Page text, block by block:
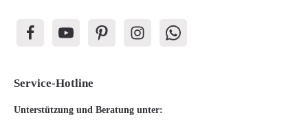
Service-Hotline
Unterstützung und Beratung unter: